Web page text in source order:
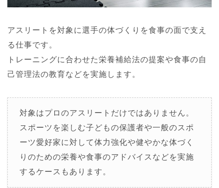
アスリートを対象に選手の体づくりを食事の面で支え
る仕事です。
トレーニングに合わせた栄養補給法の提案や食事の自
己管理法の教育などを実施します。
対象はプロのアスリートだけではありません。
スポーツを楽しむ子どもの保護者や一般のスポ
ーツ愛好家に対して体力強化や健やかな体づく
りのための栄養や食事のアドバイスなどを実施
するケースもあります。